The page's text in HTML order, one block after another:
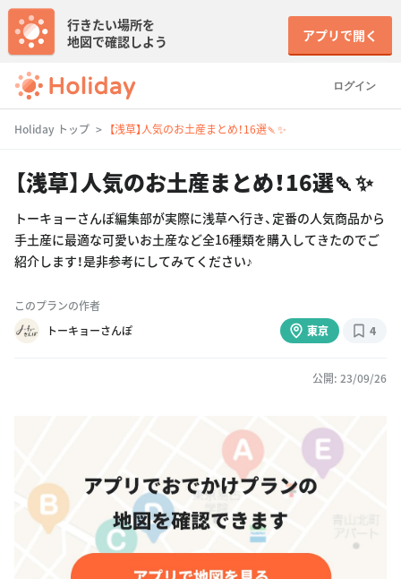
ログイン
行きたい場所を
地図で確認しよう
アプリで開く
Holiday トップ 【浅草】人気のお土産まとめ！16選🍡✨
【浅草】人気のお土産まとめ！16選🍡✨
トーキョーさんぽ編集部が実際に浅草へ行き、定番の人気商品から
手土産に最適な可愛いお土産など全16種類を購入してきたのでご
紹介します！是非参考にしてみてください♪
このプランの作者
トーキョーさんぽ
東京 4
公開: 23/09/26